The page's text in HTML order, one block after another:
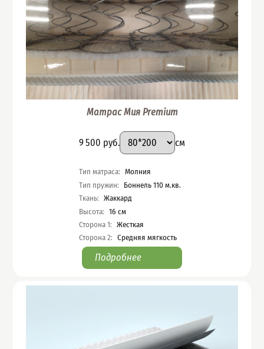
Матрас Мия Premium
Цена
9 500 руб.
Подобрать вариант
Размер:
см
Характеристики
Тип матраса:
Молния
Тип пружин:
Боннель 110 м.кв.
Ткань:
Жаккард
Высота: 16 см
Сторона 1:
Жесткая
Сторона 2: Средняя мягкость
Подробнее